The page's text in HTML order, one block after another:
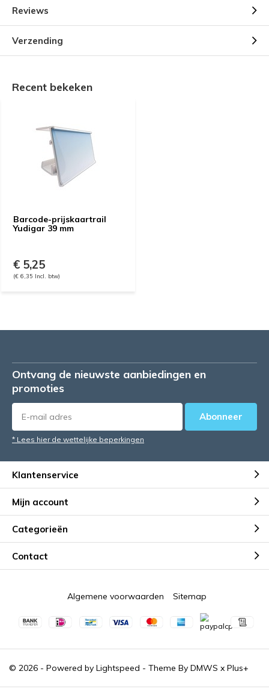
Reviews
Verzending
Recent bekeken
Barcode-prijskaartrail
Yudigar 39 mm
€ 5,25
(€ 6,35 Incl. btw)
Ontvang de nieuwste aanbiedingen en
promoties
Abonneer
* Lees hier de wettelijke beperkingen
Klantenservice
Mijn account
Categorieën
Contact
© 2026 - Powered by Lightspeed - Theme By DMWS x Plus+
Algemene voorwaarden Sitemap